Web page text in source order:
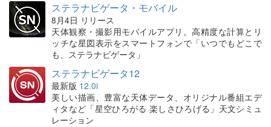
ステラナビゲータ・モバイル
8月4日 リリース
天体観察・撮影用モバイルアプリ。高精度な計算とリ
ッチな星図表示をスマートフォンで「いつでもどこで
も、ステラナビゲータ」
ステラナビゲータ12
最新版 12.0i
美しい描画、豊富な天体データ、オリジナル番組エデ
ィタなど「星空ひろがる 楽しさひろげる」天文シミュ
レーション